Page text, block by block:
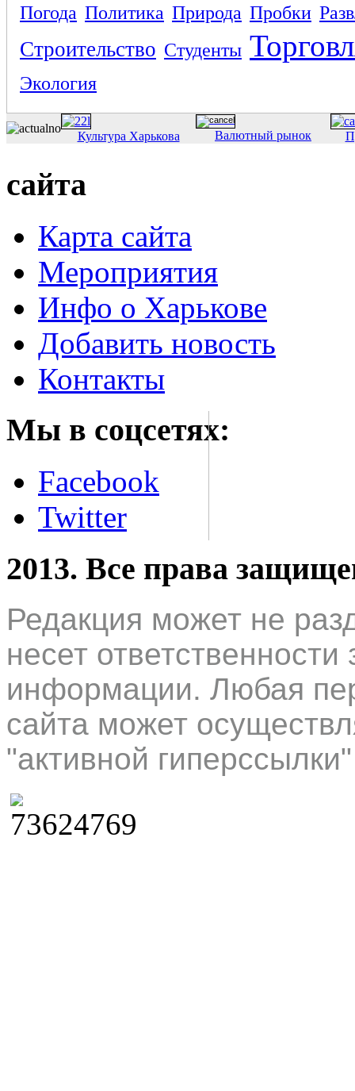
Погода Политика Природа Пробки
Строительство Студенты
Экология
Культура Харькова Валютный рынок
сайта
Карта сайта
Мероприятия
Инфо о Харькове
Добавить новость
Контакты
Мы в соцсетях:
Facebook
Twitter
2013. Все права
Редакция может не
несет
информации. Любая
сайта может
"активной